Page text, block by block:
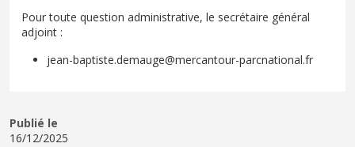
Pour toute question administrative, le secrétaire général
adjoint :
jean-baptiste.demauge@mercantour-parcnational.fr
Publié le
16/12/2025